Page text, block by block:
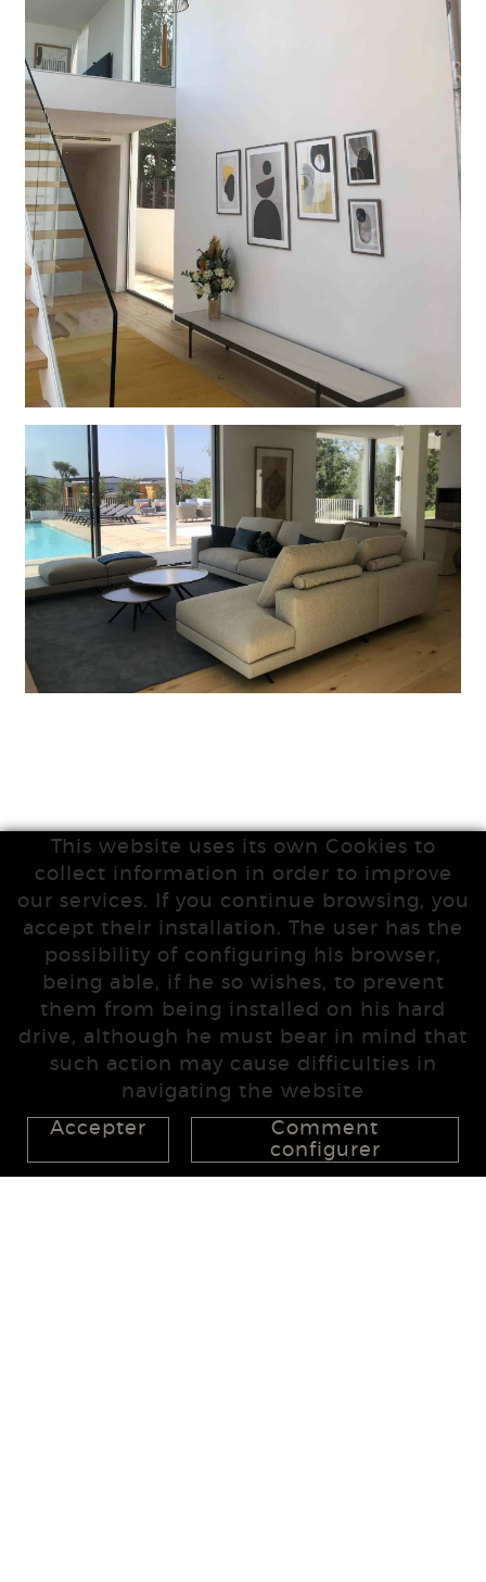
This website uses its own Cookies to
collect information in order to improve
our services. If you continue browsing, you
accept their installation. The user has the
possibility of configuring his browser,
being able, if he so wishes, to prevent
them from being installed on his hard
drive, although he must bear in mind that
such action may cause difficulties in
navigating the website
Accepter
Comment
configurer